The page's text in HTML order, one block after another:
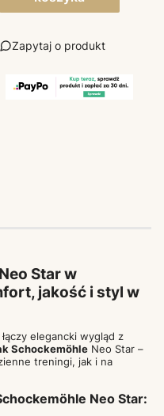
Zapytaj o produkt
Star w
jakość i styl w
elegancki wygląd z
Schockemöhle Neo Star –
treningi, jak i na
Neo Star: